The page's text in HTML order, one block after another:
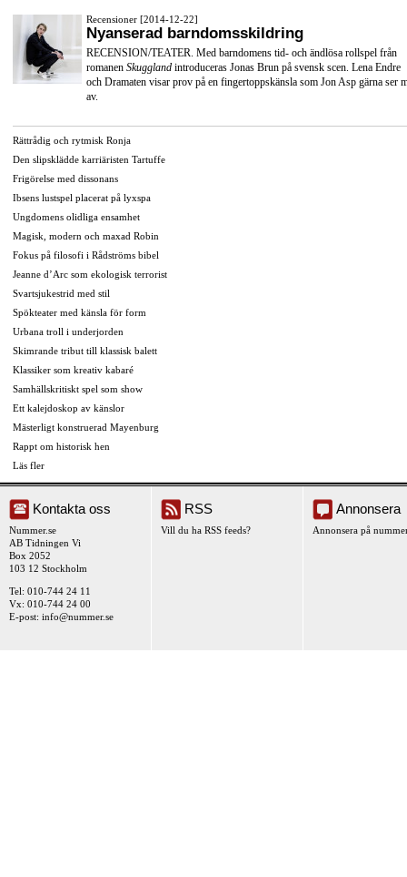
Recensioner [2014-12-22]
Nyanserad barndomsskildring
RECENSION/TEATER. Med barndomens tid- och ändlösa rollspel från
romanen Skuggland introduceras Jonas Brun på svensk scen. Lena Endre
och Dramaten visar prov på en fingertoppskänsla som Jon Asp gärna ser
av.
Rättrådig och rytmisk Ronja
Den slipsklädde karriäristen Tartuffe
Frigörelse med dissonans
Ibsens lustspel placerat på lyxspa
Ungdomens olidliga ensamhet
Magisk, modern och maxad Robin
Fokus på filosofi i Rådströms bibel
Jeanne d’Arc som ekologisk terrorist
Svartsjukestrid med stil
Spökteater med känsla för form
Urbana troll i underjorden
Skimrande tribut till klassisk balett
Klassiker som kreativ kabaré
Samhällskritiskt spel som show
Ett kalejdoskop av känslor
Mästerligt konstruerad Mayenburg
Rappt om historisk hen
Läs fler
Kontakta oss
Nummer.se
AB Tidningen Vi
Box 2052
103 12 Stockholm
Tel: 010-744 24 11
Vx: 010-744 24 00
E-post: info@nummer.se
RSS
Vill du ha RSS feeds?
Annonsera
Annonsera på